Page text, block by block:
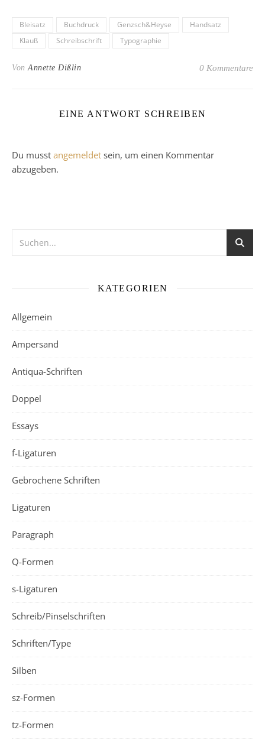
Bleisatz Buchdruck Genzsch&Heyse
Handsatz
Klauß
Schreibschrift Typographie
VonAnnette Dißlin 0 Kommentare
EINE ANTWORT SCHREIBEN
Du musst angemeldet sein, um einen Kommentar
abzugeben.
KATEGORIEN
Allgemein
Ampersand
Antiqua-Schriften
Doppel
Essays
f-Ligaturen
Gebrochene Schriften
Ligaturen
Paragraph
Q-Formen
s-Ligaturen
Schreib/Pinselschriften
Schriften/Type
Silben
sz-Formen
tz-Formen